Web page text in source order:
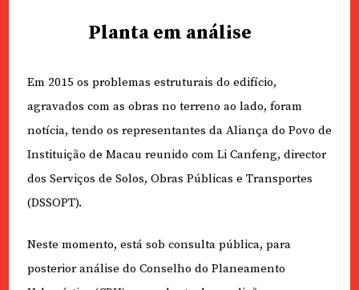
Planta em análise
Em 2015 os problemas estruturais do edifício,
agravados com as obras no terreno ao lado, foram
notícia, tendo os representantes da Aliança do Povo de
Instituição de Macau reunido com Li Canfeng, director
dos Serviços de Solos, Obras Públicas e Transportes
(DSSOPT).
Neste momento, está sob consulta pública, para
posterior análise do Conselho do Planeamento